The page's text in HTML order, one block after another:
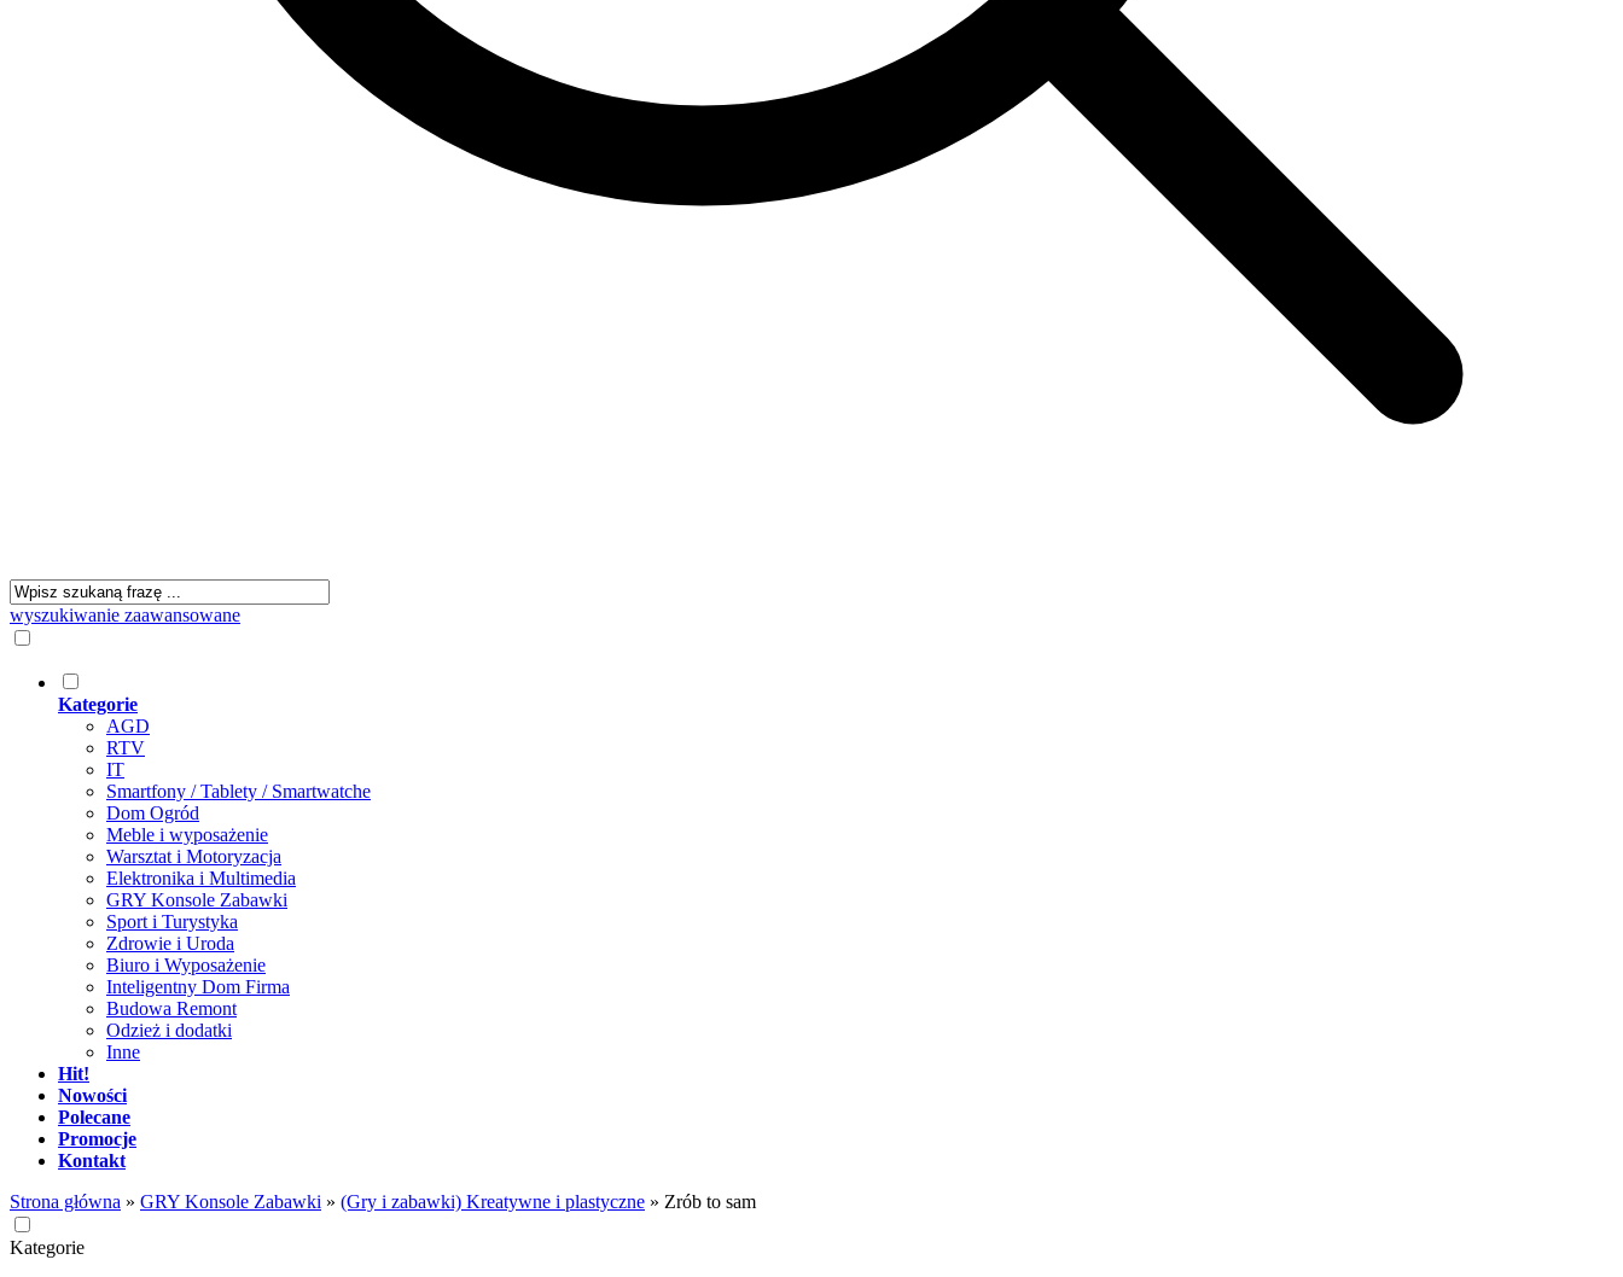
wyszukiwanie zaawansowane
Kategorie
AGD
RTV
IT
Smartfony / Tablety / Smartwatche
Dom Ogród
Meble i wyposażenie
Warsztat i Motoryzacja
Elektronika i Multimedia
GRY Konsole Zabawki
Sport i Turystyka
Zdrowie i Uroda
Biuro i Wyposażenie
Inteligentny Dom Firma
Budowa Remont
Odzież i dodatki
Inne
Hit!
Nowości
Polecane
Promocje
Kontakt
Strona główna » GRY Konsole Zabawki » (Gry i zabawki) Kreatywne i plastyczne » Zrób to sam
Kategorie